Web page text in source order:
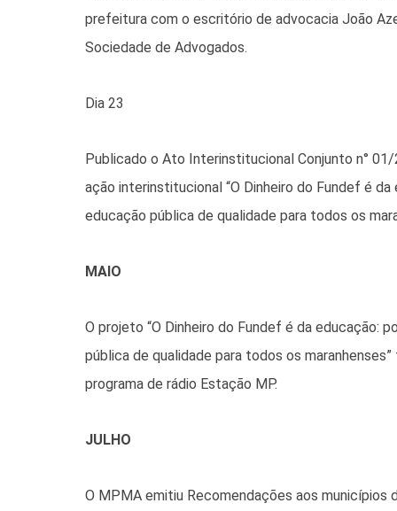
prefeitura com o escritório de advocacia João
Sociedade de Advogados.
Dia 23
Publicado o Ato Interinstitucional Conjunto n°
ação interinstitucional “O Dinheiro do Fundef é da
educação pública de qualidade para todos os
MAIO
O projeto “O Dinheiro do Fundef é da educação:
pública de qualidade para todos os
programa de rádio Estação MP.
JULHO
O MPMA emitiu Recomendações aos municípios